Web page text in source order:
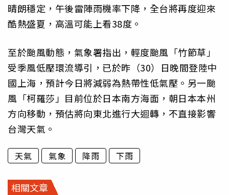
晴朗穩定，午後雷陣雨機率下降，全台將再度迎來
酷熱盛夏，高溫可能上看38度。
至於颱風動態，氣象署指出，輕度颱風「竹節草」
受季風低壓環流導引，已於昨（30）日晚間登陸中
國上海，預計今日將減弱為熱帶性低氣壓。另一颱
風「柯羅莎」目前位於日本南方海面，朝日本本州
方向移動，預估將向東北進行大迴轉，不直接影響
台灣天氣。
天氣 氣象 降雨 下雨
相關文章